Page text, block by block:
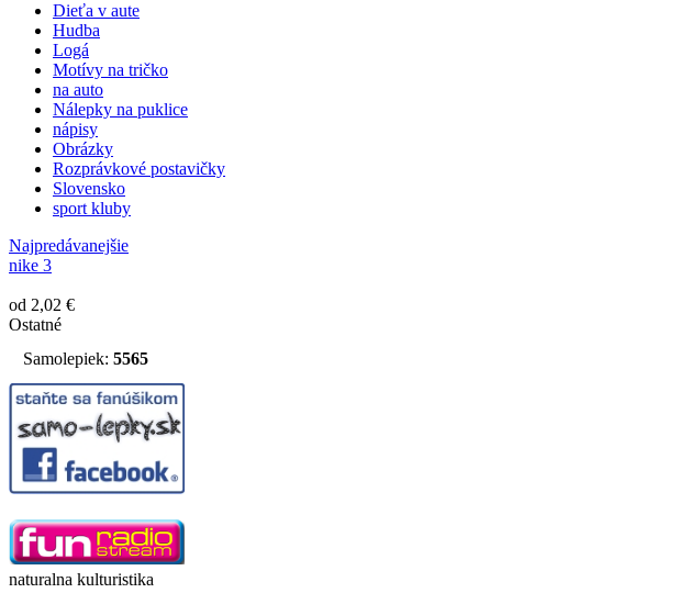
Dieťa v aute
Hudba
Logá
Motívy na tričko
na auto
Nálepky na puklice
nápisy
Obrázky
Rozprávkové postavičky
Slovensko
sport kluby
Najpredávanejšie
nike 3
od 2,02 €
Ostatné
Samolepiek: 5565
naturalna kulturistika